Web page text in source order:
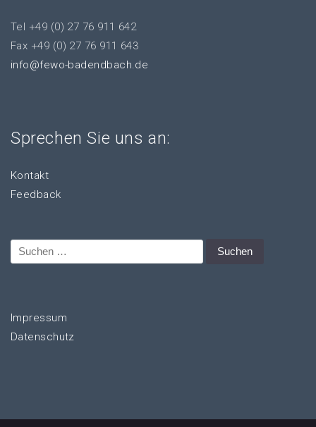
Tel +49 (0) 27 76 911 642
Fax +49 (0) 27 76 911 643
info@fewo-badendbach.de
Sprechen Sie uns an:
Kontakt
Feedback
Suchen
nach:
Impressum
Datenschutz